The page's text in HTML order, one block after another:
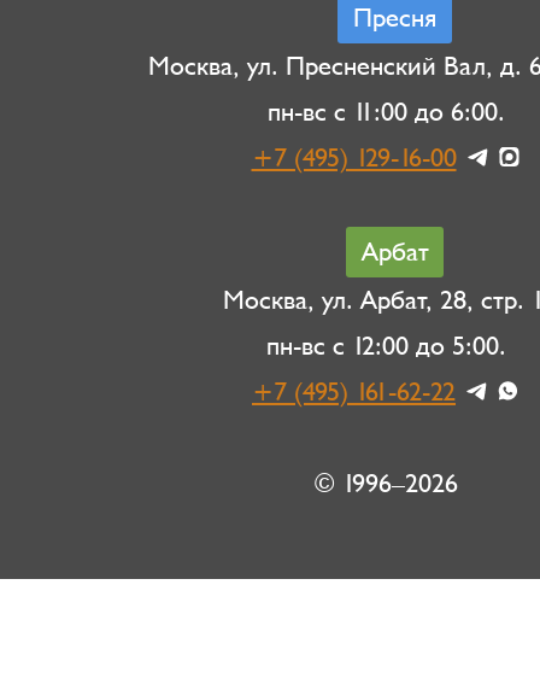
Пресня
Москва, ул. Пресненский Вал, д.
пн-вс с 11:00 до 6:00.
+7 (495) 129-16-00
Арбат
Москва, ул. Арбат, 28, стр.
пн-вс с 12:00 до 5:00.
+7 (495) 161-62-22
© 1996–2026